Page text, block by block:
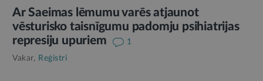
Ar Saeimas lēmumu varēs atjaunot
vēsturisko taisnīgumu padomju psihiatrijas
represiju upuriem
1
Vakar, Reģistri